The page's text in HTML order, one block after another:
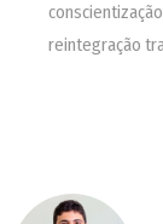
reintegração